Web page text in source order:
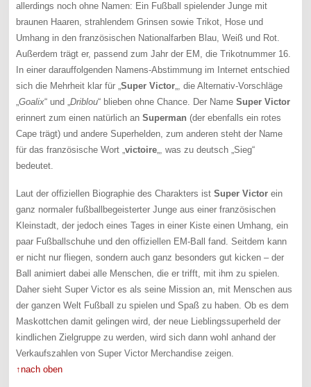
allerdings noch ohne Namen: Ein Fußball spielender Junge mit
braunen Haaren, strahlendem Grinsen sowie Trikot, Hose und
Umhang in den französischen Nationalfarben Blau, Weiß und Rot.
Außerdem trägt er, passend zum Jahr der EM, die Trikotnummer 16.
In einer darauffolgenden Namens-Abstimmung im Internet entschied
sich die Mehrheit klar für „Super Victor„, die Alternativ-Vorschläge
„Goalix“ und „Driblou“ blieben ohne Chance. Der NameSuper Victor
erinnert zum einen natürlich anSuperman (der ebenfalls ein rotes
Cape trägt) und andere Superhelden, zum anderen steht der Name
für das französische Wort „victoire„, was zu deutsch „Sieg“
bedeutet.
Laut der offiziellen Biographie des Charakters istSuper Victor ein
ganz normaler fußballbegeisterter Junge aus einer französischen
Kleinstadt, der jedoch eines Tages in einer Kiste einen Umhang, ein
paar Fußballschuhe und den offiziellen EM-Ball fand. Seitdem kann
er nicht nur fliegen, sondern auch ganz besonders gut kicken – der
Ball animiert dabei alle Menschen, die er trifft, mit ihm zu spielen.
Daher sieht Super Victor es als seine Mission an, mit Menschen aus
der ganzen Welt Fußball zu spielen und Spaß zu haben. Ob es dem
Maskottchen damit gelingen wird, der neue Lieblingssuperheld der
kindlichen Zielgruppe zu werden, wird sich dann wohl anhand der
Verkaufszahlen von Super Victor Merchandise zeigen.
↑nach oben